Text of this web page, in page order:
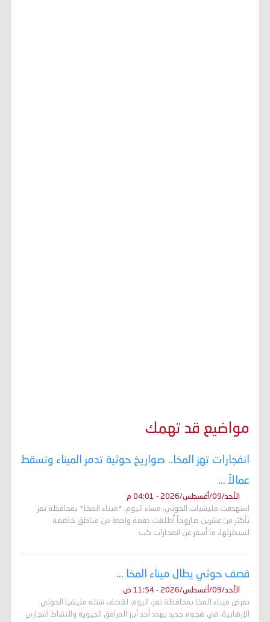
مواضيع قد تهمك
انفجارات تهز المخا.. صواريخ حوثية تدمر الميناء وتسقط
عمالاً ...
الأحد/09/أغسطس/2026 - 04:01 م
استهدفت مليشيات الحوثي، مساء اليوم، *ميناء المخا* بمحافظة تعز
بأكثر من عشرين صاروخاً أُطلقت دفعة واحدة من مناطق خاضعة
لسيطرتها، ما أسفر عن انفجارات كب
قصف حوثي يطال ميناء المخا ...
الأحد/09/أغسطس/2026 - 11:54 ص
تعرض ميناء المخا بمحافظة تعز، اليوم، لقصف شنته مليشيا الحوثي
الإرهابية، في هجوم جديد يهدد أحد أبرز المرافق الحيوية والنشاط التجاري